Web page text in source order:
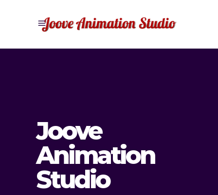
Joove
Animation
Studio